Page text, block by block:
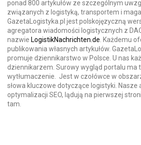
ponad 800 artykułów ze szczególnym
związanych z logistyką, transportem i
GazetaLogistyka.pl jest polskojęzyczną
agregatora wiadomości logistycznych z
nazwie LogistikNachrichten.de . Każdemu
publikowania własnych artykułów.
promuje dziennikarstwo w Polsce. U nas
dziennikarzem. Surowy wygląd portalu ma
wytłumaczenie. Jest w czołówce w
słowa kluczowe dotyczące logistyki. Nasze
optymalizacji SEO, lądują na pierwszej
tam.